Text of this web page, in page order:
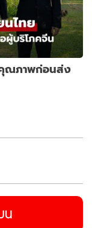
คุณภาพก่อนส่ง
น